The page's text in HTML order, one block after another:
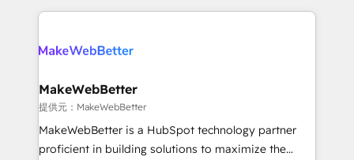
technical agency for a growth problem. Hire a
service creative agencies in the HubSpot
winning design to build scalable, globally
marketing campaigns, & RevOps frameworks that
fuel long-term success We connect the entire
customer lifecycle through seamless integrations,
ensure long-term adoption with change-
MakeWebBetter
提供元：MakeWebBetter
MakeWebBetter is a HubSpot technology partner
proficient in building solutions to maximize the